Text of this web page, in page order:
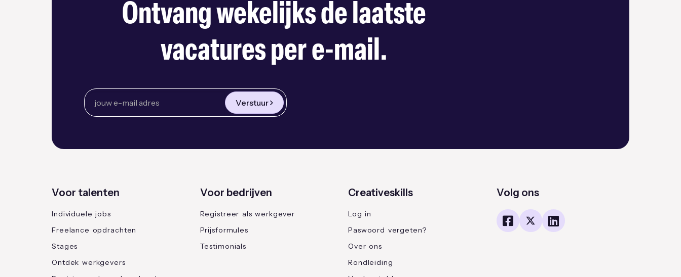
Ontvang wekelijks de laatste
vacatures per e-mail.
Verstuur
Voor talenten
Individuele jobs
Freelance opdrachten
Stages
Ontdek werkgevers
Voor bedrijven
Registreer als werkgever
Prijsformules
Testimonials
Creativeskills
Log in
Paswoord vergeten?
Over ons
Rondleiding
Volg ons